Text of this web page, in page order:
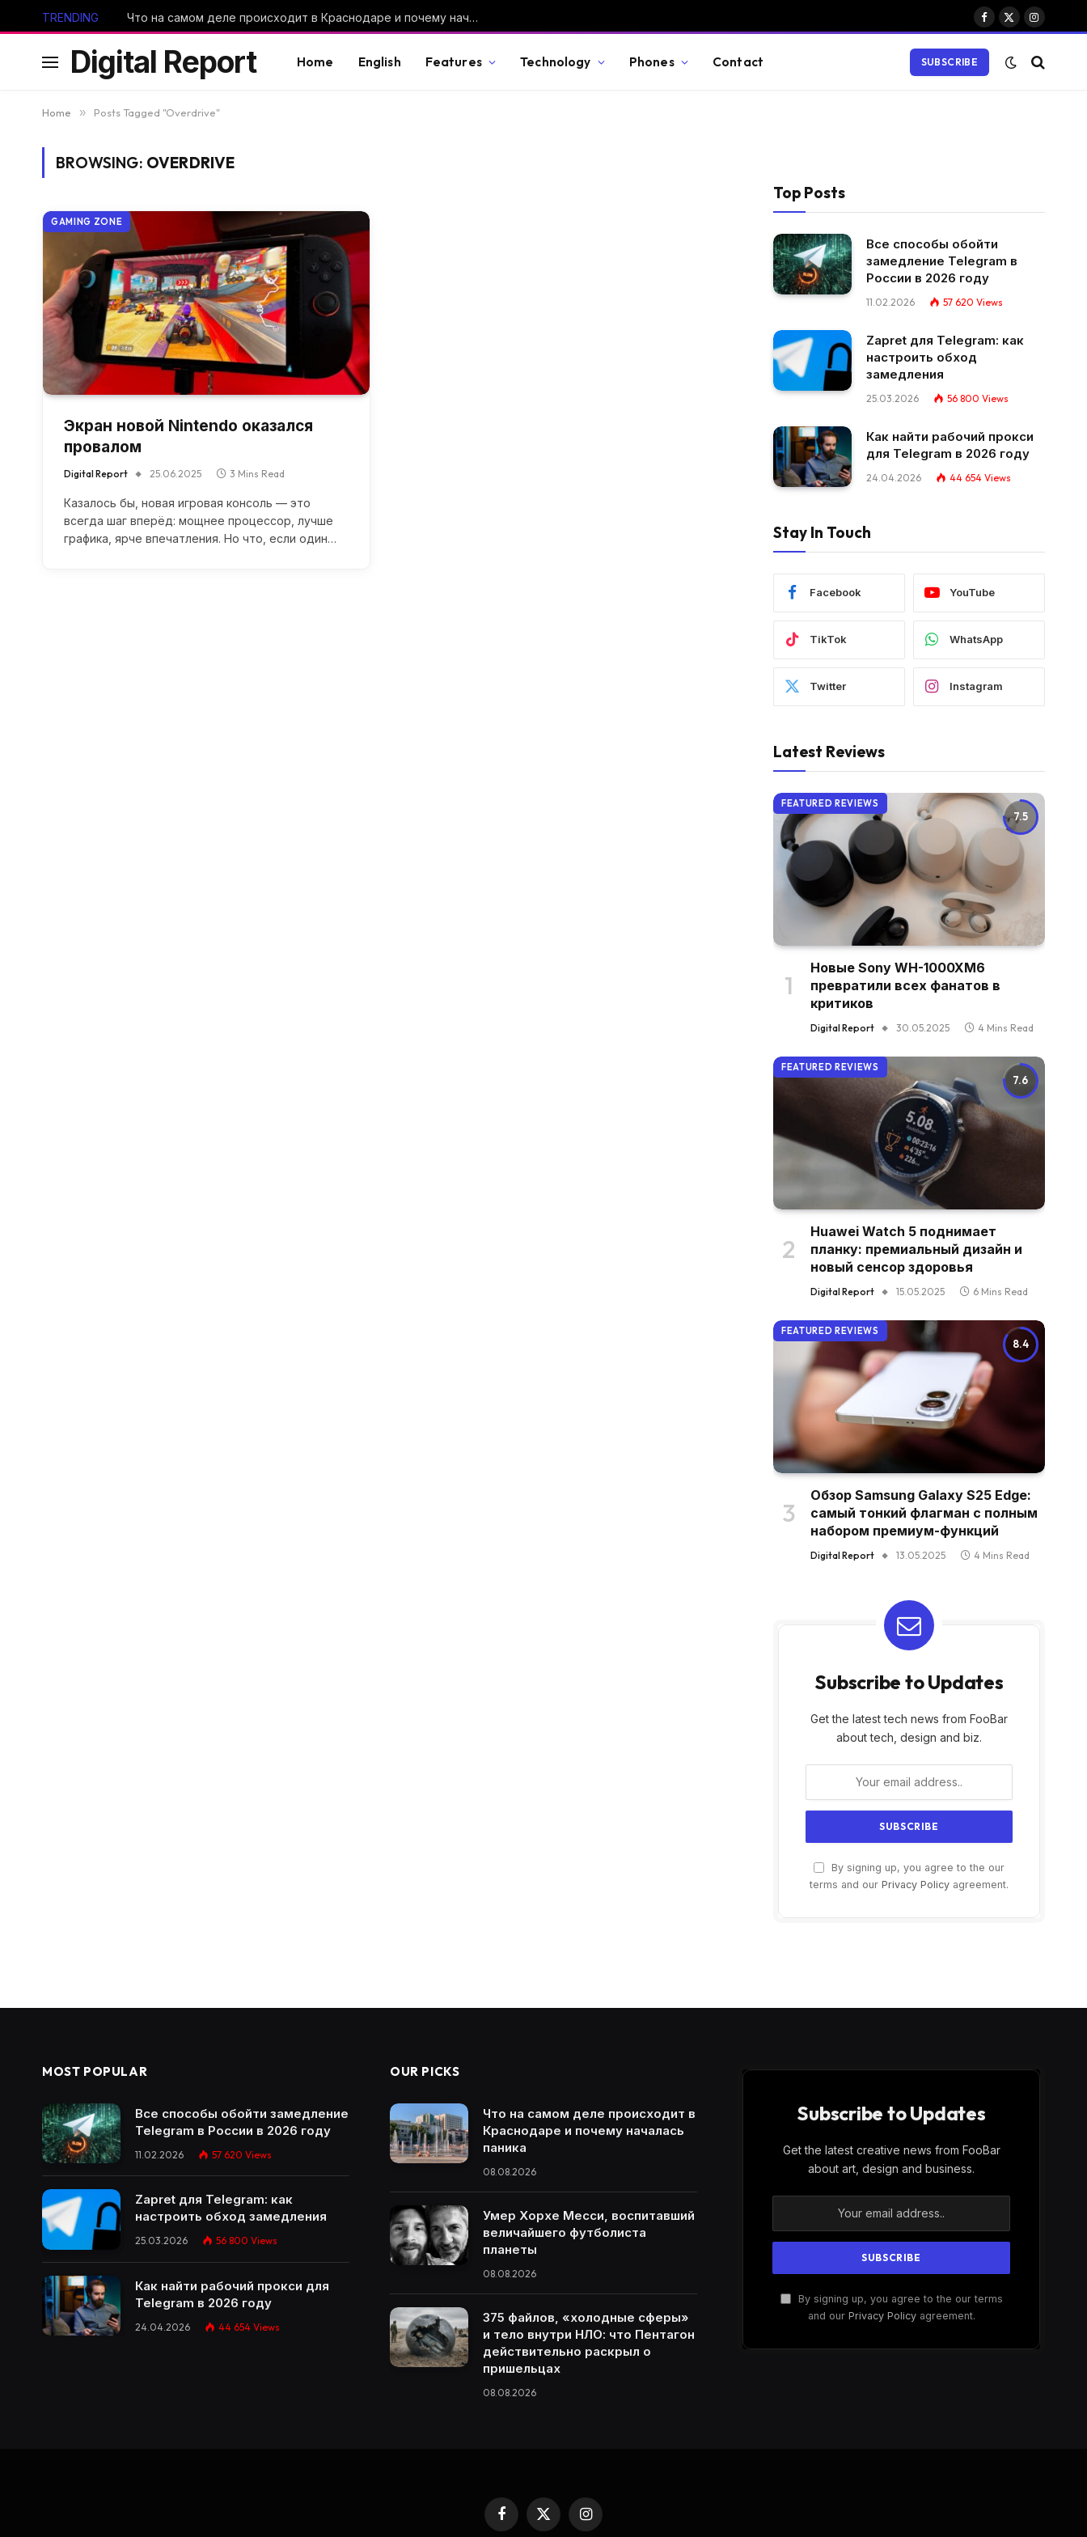
TRENDING Что на самом деле происходит в Краснодаре и почему началась паника
Facebook
X
Instagram
Digital Report Home English Features Technology Phones Contact SUBSCRIBE
Home » Posts Tagged "Overdrive"
BROWSING: OVERDRIVE
GAMING ZONE
Экран новой Nintendo оказался
провалом
Digital Report 25.06.2025 3 Mins Read
Казалось бы, новая игровая консоль — это
всегда шаг вперёд: мощнее процессор, лучше
графика, ярче впечатления. Но что, если один…
Top Posts
Все способы обойти
замедление Telegram в
России в 2026 году
11.02.2026 57 620 Views
Zapret для Telegram: как
настроить обход
замедления
25.03.2026 56 800 Views
Как найти рабочий прокси
для Telegram в 2026 году
24.04.2026 44 654 Views
Stay In Touch
Facebook YouTube
TikTok WhatsApp
Twitter Instagram
Latest Reviews
7.5
FEATURED REVIEWS
Новые Sony WH-1000XM6
превратили всех фанатов в
критиков
Digital Report 30.05.2025 4 Mins Read
7.6
FEATURED REVIEWS
Huawei Watch 5 поднимает
планку: премиальный дизайн и
новый сенсор здоровья
Digital Report 15.05.2025 6 Mins Read
8.4
FEATURED REVIEWS
Обзор Samsung Galaxy S25 Edge:
самый тонкий флагман с полным
набором премиум-функций
Digital Report 13.05.2025 4 Mins Read
Subscribe to Updates
Get the latest tech news from FooBar
about tech, design and biz.
By signing up, you agree to the our
terms and our Privacy Policy agreement.
MOST POPULAR
Все способы обойти замедление
Telegram в России в 2026 году
11.02.2026 57 620 Views
Zapret для Telegram: как
настроить обход замедления
25.03.2026 56 800 Views
Как найти рабочий прокси для
Telegram в 2026 году
24.04.2026 44 654 Views
OUR PICKS
Что на самом деле происходит в
Краснодаре и почему началась
паника
08.08.2026
Умер Хорхе Месси, воспитавший
величайшего футболиста
планеты
08.08.2026
375 файлов, «холодные сферы»
и тело внутри НЛО: что Пентагон
действительно раскрыл о
пришельцах
08.08.2026
Subscribe to Updates
Get the latest creative news from FooBar
about art, design and business.
By signing up, you agree to the our terms
and our Privacy Policyagreement.
Facebook
X
Instagram